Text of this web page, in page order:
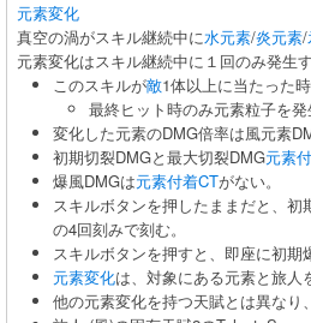
元素変化
真空の渦がスキル継続中に水元素/炎元素/
元素変化はスキル継続中に１回のみ発生す
このスキルが敵1体以上に当たった
最終ヒット時のみ元素粒子を発
変化した元素のDMG倍率は風元素
初期切裂DMGと最大切裂DMG元素
爆風DMGは元素付着CTがない。
スキルボタンを押したままだと、
の4回刻みで刻む。
スキルボタンを押すと、即座に初期
元素変化は、対象にある元素と旅
他の元素変化を持つ天賦とは異なり